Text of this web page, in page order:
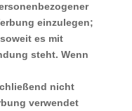
einzulegen;
es mit
steht. Wenn
nicht
verwendet